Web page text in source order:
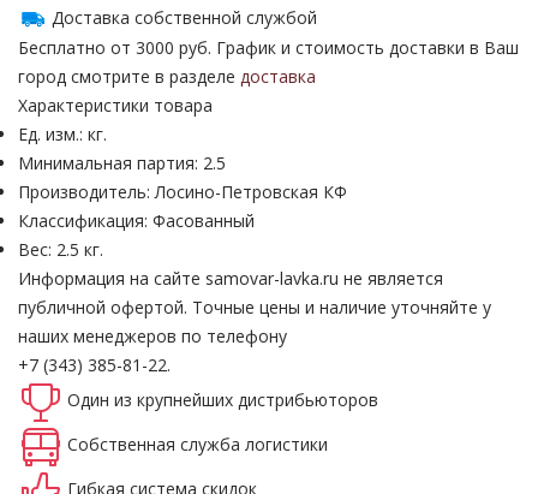
Доставка собственной службой
Бесплатно от 3000 руб. График и стоимость доставки в Ваш
город смотрите в разделе доставка
Характеристики товара
Ед. изм.: кг.
Минимальная партия: 2.5
Производитель: Лосино-Петровская КФ
Классификация: Фасованный
Вес: 2.5 кг.
Информация на сайте samovar-lavka.ru не является
публичной офертой. Точные цены и наличие уточняйте у
наших менеджеров по телефону
+7 (343) 385-81-22.
Один из крупнейших дистрибьюторов
Собственная служба логистики
Гибкая система скидок